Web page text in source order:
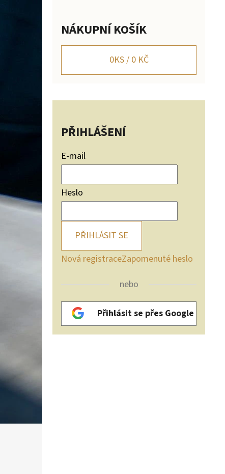
NÁKUPNÍ KOŠÍK
0KS / 0 KČ
PŘIHLÁŠENÍ
E-mail
Heslo
PŘIHLÁSIT SE
Nová registraceZapomenuté heslo
nebo
Přihlásit se přes Google
NÁSTĚNNÝ DRŽÁK NA JELENÍ TROFEJ SILUETA
HOR NASTAVITELNÝ